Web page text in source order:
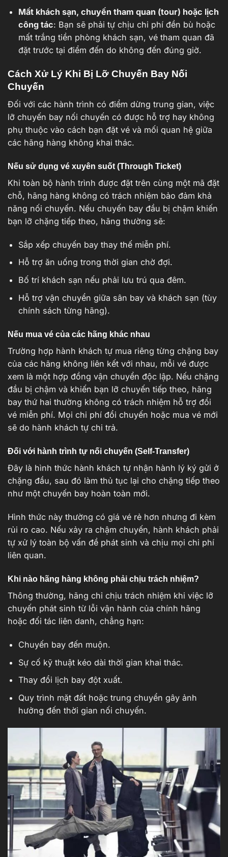
Mất khách sạn, chuyến tham quan (tour) hoặc lịch
công tác: Bạn sẽ phải tự chịu chi phí đền bù hoặc
mất trắng tiền phòng khách sạn, vé tham quan đã
đặt trước tại điểm đến do không đến đúng giờ.
Cách Xử Lý Khi Bị Lỡ Chuyến Bay Nối
Chuyến
Đối với các hành trình có điểm dừng trung gian, việc
lỡ chuyến bay nối chuyến có được hỗ trợ hay không
phụ thuộc vào cách bạn đặt vé và mối quan hệ giữa
các hãng hàng không khai thác.
Nếu sử dụng vé xuyên suốt (Through Ticket)
Khi toàn bộ hành trình được đặt trên cùng một mã đặt
chỗ, hãng hàng không có trách nhiệm bảo đảm khả
năng nối chuyến. Nếu chuyến bay đầu bị chậm khiến
bạn lỡ chặng tiếp theo, hãng thường sẽ:
Sắp xếp chuyến bay thay thế miễn phí.
Hỗ trợ ăn uống trong thời gian chờ đợi.
Bố trí khách sạn nếu phải lưu trú qua đêm.
Hỗ trợ vận chuyển giữa sân bay và khách sạn (tùy
chính sách từng hãng).
Nếu mua vé của các hãng khác nhau
Trường hợp hành khách tự mua riêng từng chặng bay
của các hãng không liên kết với nhau, mỗi vé được
xem là một hợp đồng vận chuyển độc lập. Nếu chặng
đầu bị chậm và khiến bạn lỡ chuyến tiếp theo, hãng
bay thứ hai thường không có trách nhiệm hỗ trợ đổi
vé miễn phí. Mọi chi phí đổi chuyến hoặc mua vé mới
sẽ do hành khách tự chi trả.
Đối với hành trình tự nối chuyến (Self-Transfer)
Đây là hình thức hành khách tự nhận hành lý ký gửi ở
chặng đầu, sau đó làm thủ tục lại cho chặng tiếp theo
như một chuyến bay hoàn toàn mới.
Hình thức này thường có giá vé rẻ hơn nhưng đi kèm
rủi ro cao. Nếu xảy ra chậm chuyến, hành khách phải
tự xử lý toàn bộ vấn đề phát sinh và chịu mọi chi phí
liên quan.
Khi nào hãng hàng không phải chịu trách nhiệm?
Thông thường, hãng chỉ chịu trách nhiệm khi việc lỡ
chuyến phát sinh từ lỗi vận hành của chính hãng
hoặc đối tác liên danh, chẳng hạn:
Chuyến bay đến muộn.
Sự cố kỹ thuật kéo dài thời gian khai thác.
Thay đổi lịch bay đột xuất.
Quy trình mặt đất hoặc trung chuyển gây ảnh
hưởng đến thời gian nối chuyến.